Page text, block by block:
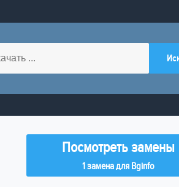
Посмотреть замены
1 замена для Bginfo